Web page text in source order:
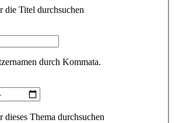
die Titel durchsuchen
durch Kommata.
dieses Thema durchsuchen